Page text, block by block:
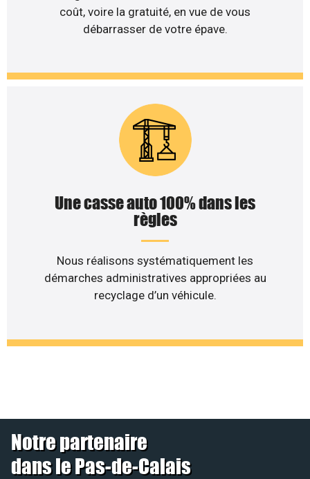
coût, voire la gratuité, en vue de vous
débarrasser de votre épave.
Une casse auto 100% dans les
règles
Nous réalisons systématiquement les
démarches administratives appropriées au
recyclage d’un véhicule.
Notre partenaire
dans le Pas-de-Calais